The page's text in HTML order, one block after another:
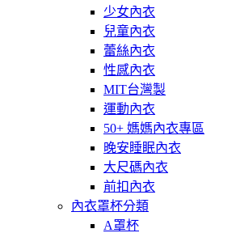
少女內衣
兒童內衣
蕾絲內衣
性感內衣
MIT台灣製
運動內衣
50+ 媽媽內衣專區
晚安睡眠內衣
大尺碼內衣
前扣內衣
內衣罩杯分類
A罩杯